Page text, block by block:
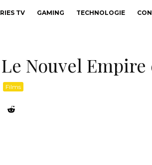
TV GAMING TECHNOLOGIE
Nouvel Empire
Films